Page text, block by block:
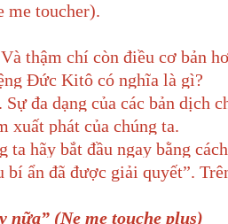
me toucher).
thậm chí còn điều cơ bản
Đức Kitô có nghĩa là gì?
đa dạng của các bản dịch
xuất phát của chúng ta.
hãy bắt đầu ngay bằng
ẩn đã được giải quyết”.
nữa” (Ne me touche plus)